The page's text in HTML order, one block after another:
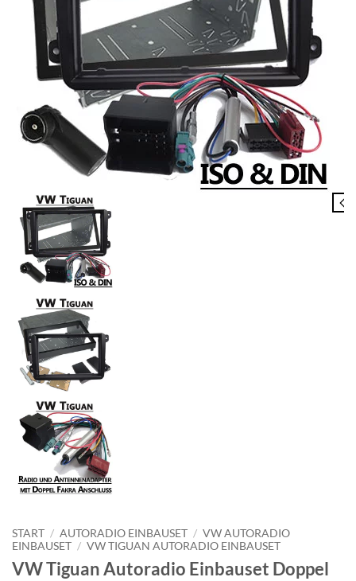
START / AUTORADIO EINBAUSET / VW AUTORADIO
EINBAUSET / VW TIGUAN AUTORADIO EINBAUSET
VW Tiguan Autoradio Einbauset Doppel